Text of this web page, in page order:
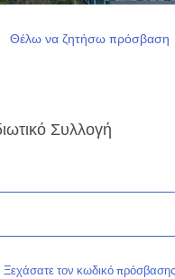
Θέλω να ζητήσω πρόσβαση
Συλλογή
Ξεχάσατε τον κωδικό